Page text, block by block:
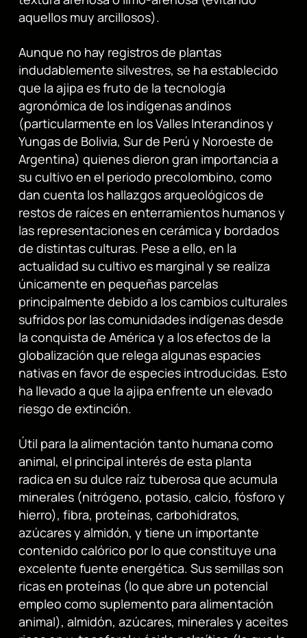
aquellos muy arcillosos).
Aunque no hay registros de plantas
indudablemente silvestres, se ha establecido
que la ajipa es fruto de la tecnología
agronómica de los indígenas andinos
(particularmente en los Valles Interandinos y
Yungas de Bolivia, Sur de Perú y Noroeste de
Argentina) quienes dieron gran importancia a
su cultivo en el periodo precolombino, como
dan cuenta los hallazgos arqueológicos de
restos de raíces en enterramientos humanos y
las representaciones en cerámica y bordados
de distintas culturas. Pese a ello, en la
actualidad su cultivo es marginal y se realiza
únicamente en pequeñas parcelas
principalmente debido a los cambios culturales
sufridos por las comunidades indígenas desde
la conquista de América y a los efectos de la
globalización que relega algunas espacies
nativas en favor de especies introducidas. Esto
ha llevado a que la ajipa enfrente un elevado
riesgo de extinción.
Útil para la alimentación tanto humana como
animal, el principal interés de esta planta
radica en su dulce raíz tuberosa que acumula
minerales (nitrógeno, potasio, calcio, fósforo y
hierro), fibra, proteínas, carbohidratos,
azúcares y almidón, y tiene un importante
contenido calórico por lo que constituye una
excelente fuente energética. Sus semillas son
ricas en proteínas (lo que abre un potencial
empleo como suplemento para alimentación
animal), almidón, azúcares, minerales y aceites